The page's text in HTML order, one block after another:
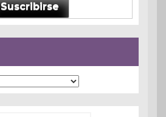
Suscribirse